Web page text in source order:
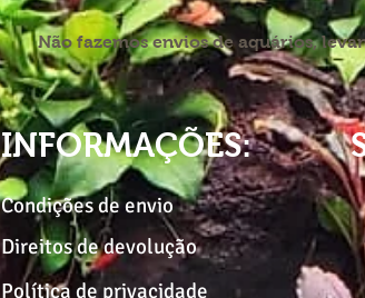
Não fazemos envios de aquários,
INFORMAÇÕES:
Condições de envio
Direitos de devolução
Política de privacidade